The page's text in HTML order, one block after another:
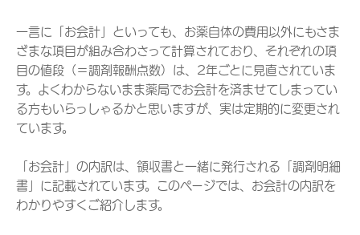
一言に「お会計」といっても、お薬自体の費用以外にもさま
ざまな項目が組み合わさって計算されており、それぞれの項
目の値段（＝調剤報酬点数）は、2年ごとに見直されていま
す。よくわからないまま薬局でお会計を済ませてしまってい
る方もいらっしゃるかと思いますが、実は定期的に変更され
ています。
「お会計」の内訳は、領収書と一緒に発行される「調剤明細
書」に記載されています。このページでは、お会計の内訳を
わかりやすくご紹介します。